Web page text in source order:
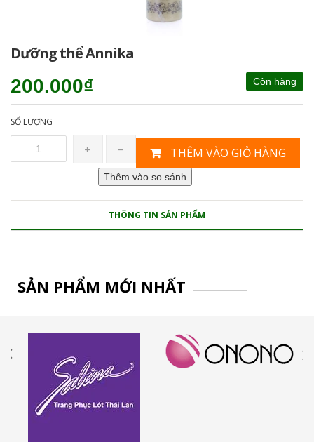
Dưỡng thể Annika
Còn hàng
200.000₫
SỐ LƯỢNG
THÊM VÀO GIỎ HÀNG
THÔNG TIN SẢN PHẨM
SẢN PHẨM MỚI NHẤT